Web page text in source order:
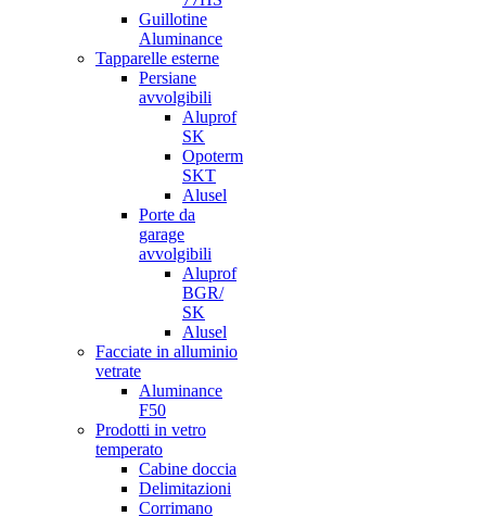
Guillotine
Aluminance
Tapparelle esterne
Persiane
avvolgibili
Aluprof
SK
Opoterm
SKT
Alusel
Porte da
garage
avvolgibili
Aluprof
BGR/
SK
Alusel
Facciate in alluminio
vetrate
Aluminance
F50
Prodotti in vetro
temperato
Cabine doccia
Delimitazioni
Corrimano